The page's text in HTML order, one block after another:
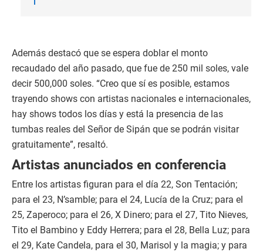
Además destacó que se espera doblar el monto
recaudado del año pasado, que fue de 250 mil soles, vale
decir 500,000 soles. “Creo que sí es posible, estamos
trayendo shows con artistas nacionales e internacionales,
hay shows todos los días y está la presencia de las
tumbas reales del Señor de Sipán que se podrán visitar
gratuitamente”, resaltó.
Artistas anunciados en conferencia
Entre los artistas figuran para el día 22, Son Tentación;
para el 23, N’samble; para el 24, Lucía de la Cruz; para el
25, Zaperoco; para el 26, X Dinero; para el 27, Tito Nieves,
Tito el Bambino y Eddy Herrera; para el 28, Bella Luz; para
el 29, Kate Candela, para el 30, Marisol y la magia; y para